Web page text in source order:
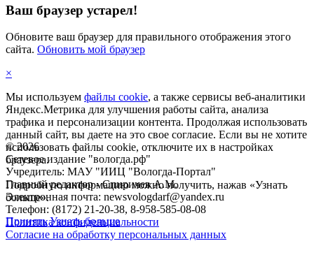
©2026
Сетевое издание "вологда.рф"
Учредитель: МАУ "ИИЦ "Вологда-Портал"
Главный редактор - Спиричев А.М.
Электронная почта: newsvologdarf@yandex.ru
Телефон: (8172) 21-20-38, 8-958-585-08-08
Политика конфиденциальности
Согласие на обработку персональных данных
Ваш браузер устарел!
Обновите ваш браузер для правильного отображения этого
сайта. Обновить мой браузер
×
Мы используем файлы cookie, а также сервисы веб-аналитики
Яндекс.Метрика для улучшения работы сайта, анализа
трафика и персонализации контента. Продолжая использовать
данный сайт, вы даете на это свое согласие. Если вы не хотите
использовать файлы cookie, отключите их в настройках
браузера.
Подробную информацию можно получить, нажав «Узнать
больше».
Принять Узнать больше